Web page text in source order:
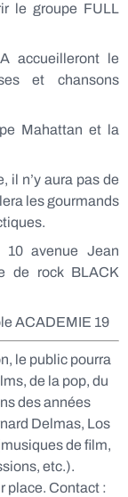
le groupe FULL
accueilleront le
et chansons
Mahattan et la
il n’y aura pas de
les gourmands
10 avenue Jean
de rock BLACK
ACADEMIE 19
le public pourra
de la pop, du
des années
Delmas, Los
de film,
etc.).
place. Contact :